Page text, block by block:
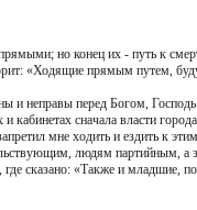
но конец их - путь к
«Ходящие прямым путем,
и неправы перед Богом,
кабинетах сначала власти
мне ходить и ездить к
людям партийным,
сказано: «Также и младшие,